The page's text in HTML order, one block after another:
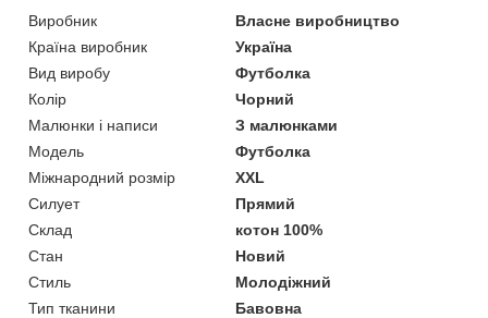
Виробник
Власне виробництво
Країна виробник
Україна
Вид виробу
Футболка
Колір
Чорний
Малюнки і написи
З малюнками
Модель
Футболка
Міжнародний розмір
XXL
Силует
Прямий
Склад
котон 100%
Стан
Новий
Стиль
Молодіжний
Тип тканини
Бавовна